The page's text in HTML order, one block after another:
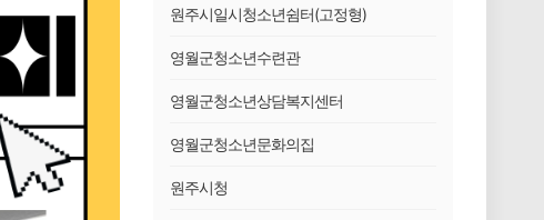
원주시일시청소년쉼터(고정형)
영월군청소년수련관
영월군청소년상담복지센터
영월군청소년문화의집
원주시청